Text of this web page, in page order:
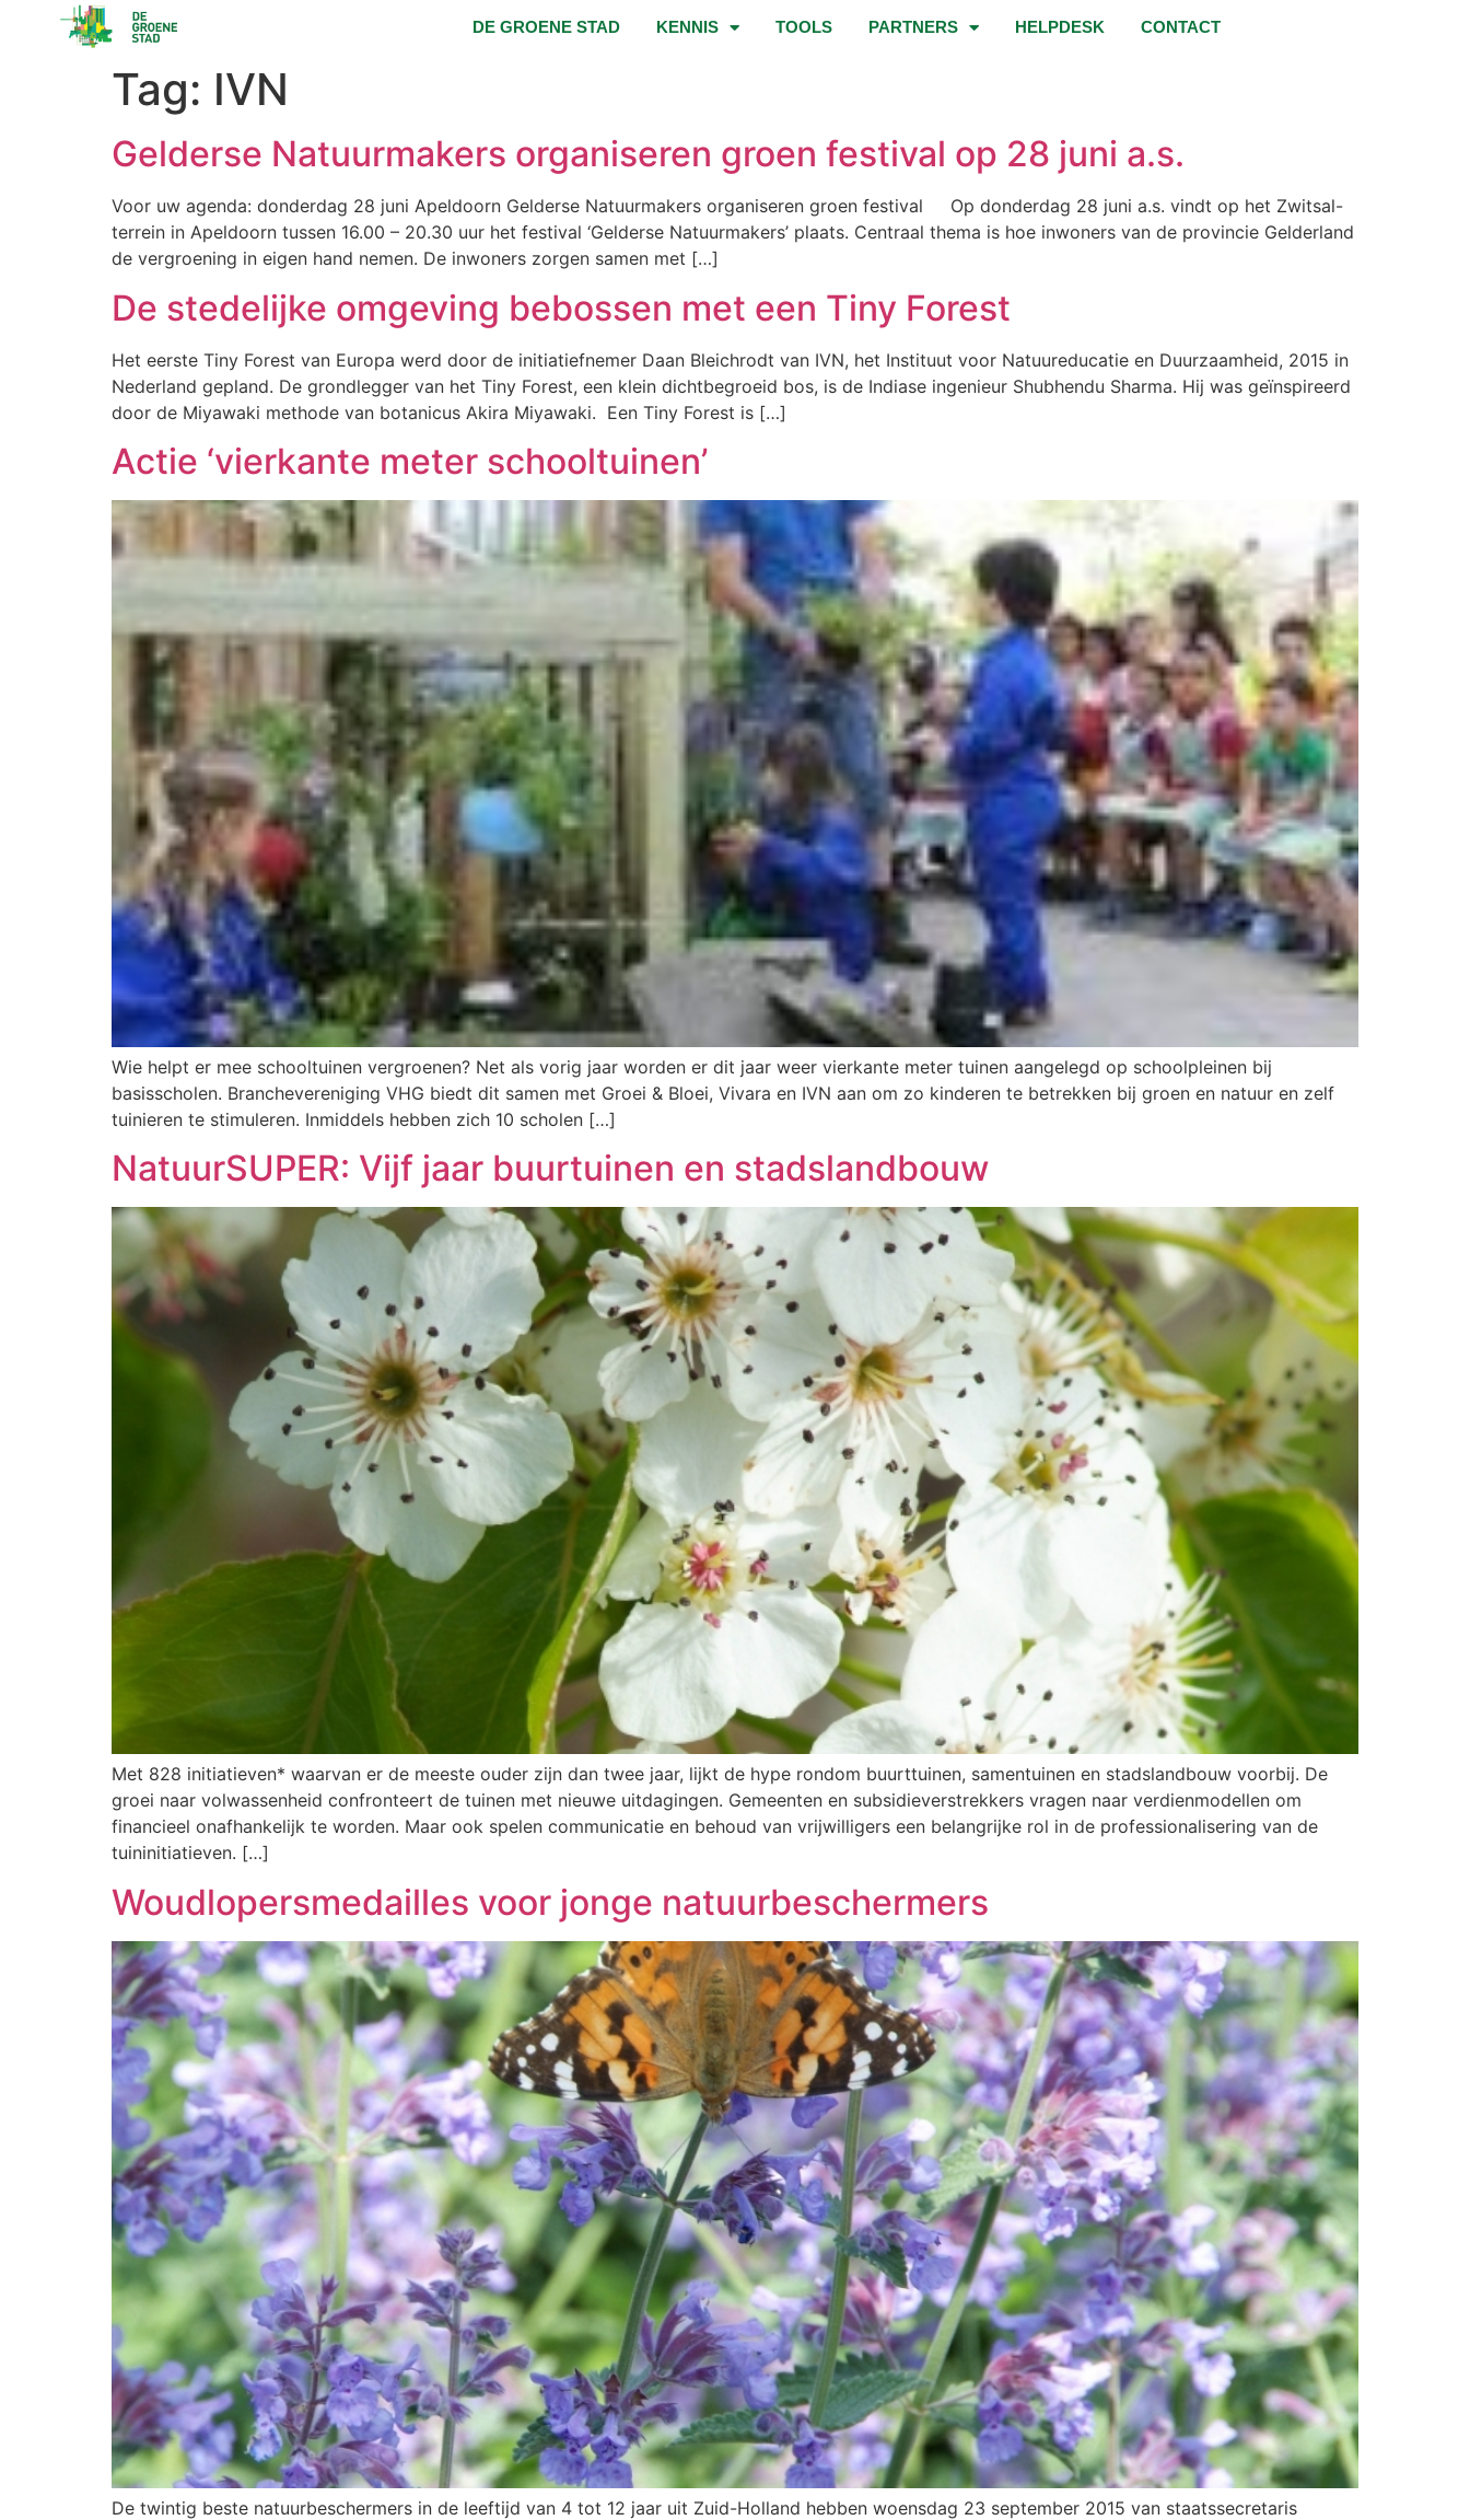
DE GROENE STAD KENNIS TOOLS PARTNERS HELPDESK CONTACT
Tag: IVN
Gelderse Natuurmakers organiseren groen festival op 28 juni a.s.
Voor uw agenda: donderdag 28 juni Apeldoorn Gelderse Natuurmakers organiseren groen festival Op donderdag 28 juni a.s. vindt op het Zwitsal-
terrein in Apeldoorn tussen 16.00 – 20.30 uur het festival ‘Gelderse Natuurmakers’ plaats. Centraal thema is hoe inwoners van de provincie Gelderland
de vergroening in eigen hand nemen. De inwoners zorgen samen met […]
De stedelijke omgeving bebossen met een Tiny Forest
Het eerste Tiny Forest van Europa werd door de initiatiefnemer Daan Bleichrodt van IVN, het Instituut voor Natuureducatie en Duurzaamheid, 2015 in
Nederland gepland. De grondlegger van het Tiny Forest, een klein dichtbegroeid bos, is de Indiase ingenieur Shubhendu Sharma. Hij was geïnspireerd
door de Miyawaki methode van botanicus Akira Miyawaki. Een Tiny Forest is […]
Actie ‘vierkante meter schooltuinen’
Wie helpt er mee schooltuinen vergroenen? Net als vorig jaar worden er dit jaar weer vierkante meter tuinen aangelegd op schoolpleinen bij
basisscholen. Branchevereniging VHG biedt dit samen met Groei & Bloei, Vivara en IVN aan om zo kinderen te betrekken bij groen en natuur en zelf
tuinieren te stimuleren. Inmiddels hebben zich 10 scholen […]
NatuurSUPER: Vijf jaar buurtuinen en stadslandbouw
Met 828 initiatieven* waarvan er de meeste ouder zijn dan twee jaar, lijkt de hype rondom buurttuinen, samentuinen en stadslandbouw voorbij. De
groei naar volwassenheid confronteert de tuinen met nieuwe uitdagingen. Gemeenten en subsidieverstrekkers vragen naar verdienmodellen om
financieel onafhankelijk te worden. Maar ook spelen communicatie en behoud van vrijwilligers een belangrijke rol in de professionalisering van de
tuininitiatieven. […]
Woudlopersmedailles voor jonge natuurbeschermers
De twintig beste natuurbeschermers in de leeftijd van 4 tot 12 jaar uit Zuid-Holland hebben woensdag 23 september 2015 van staatssecretaris